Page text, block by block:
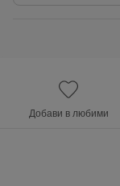
Добави в любими